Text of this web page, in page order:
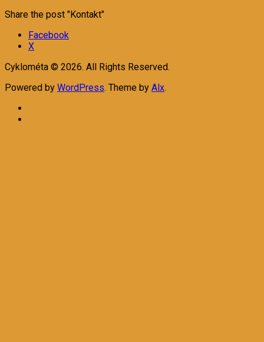
Share the post "Kontakt"
Facebook
X
Cyklométa © 2026. All Rights Reserved.
Powered by WordPress. Theme by Alx.